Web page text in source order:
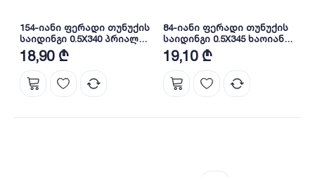
154-იანი ფერადი თუნუქის
საიდინგი 0.5X340 პრიალა
RAL 7024 NOVA
18,90 ₾
84-იანი ფერადი თუნუქის
საიდინგი 0.5X345 ხაოიანი
RAL 9005 NOVA
19,10 ₾